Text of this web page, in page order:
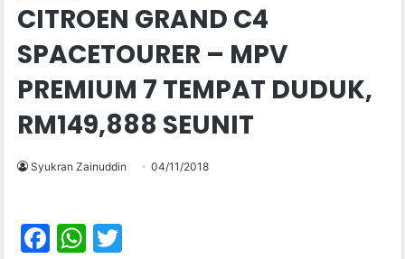
CITROEN GRAND C4
SPACETOURER – MPV
PREMIUM 7 TEMPAT DUDUK,
RM149,888 SEUNIT
Syukran Zainuddin 04/11/2018
F
W